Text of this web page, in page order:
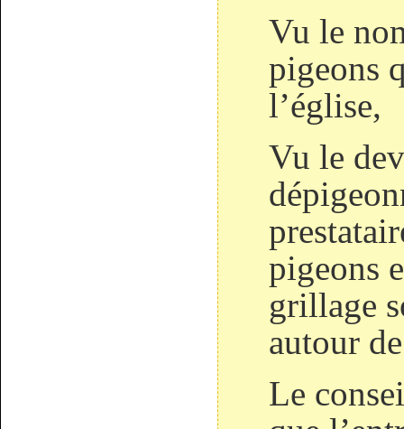
Vu le
pigeons
l’église,
Vu le
pigeons
grillage
autour
Le